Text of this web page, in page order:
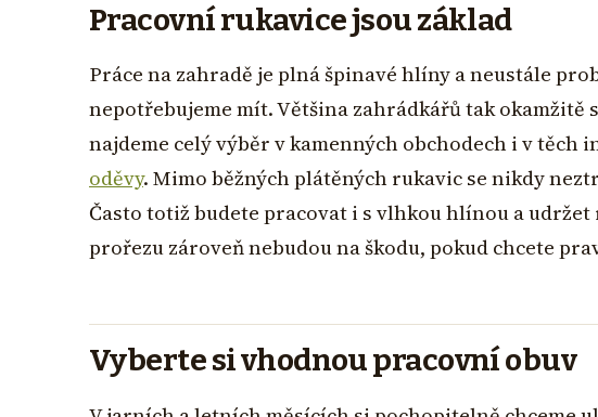
Pracovní rukavice jsou základ
Práce na zahradě je plná špinavé hlíny a neustále
nepotřebujeme mít. Většina zahrádkářů tak okamžitě
najdeme celý výběr v kamenných obchodech i v
oděvy. Mimo běžných plátěných rukavic se nikdy
Často totiž budete pracovat i s vlhkou hlínou a
prořezu zároveň nebudou na škodu, pokud chcete
Vyberte si vhodnou pracovní obuv